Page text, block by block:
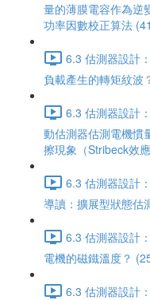
量的薄膜電容作為逆
功率因數校正算法
6.3 估測器設計
負載產生的轉矩紋波
6.3 估測器設計
動估測器估測電機慣
擦現象（Stribeck效
6.3 估測器設計
導讀：擴展型狀態估
6.3 估測器設計
電機的磁鐵溫度？
6.3 估測器設計